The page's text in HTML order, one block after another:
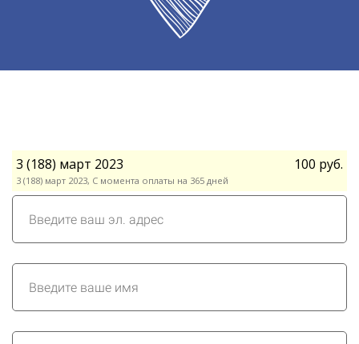
3 (188) март 2023
3 (188) март 2023, С момента оплаты на 365 дней
100 руб.